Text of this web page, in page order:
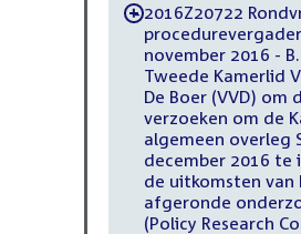
-2016Z20722
november 2016 -
Tweede Kamerlid
De Boer (VVD) om
verzoeken om de
algemeen overleg
december 2016 te
de uitkomsten van
afgeronde
(Policy Research